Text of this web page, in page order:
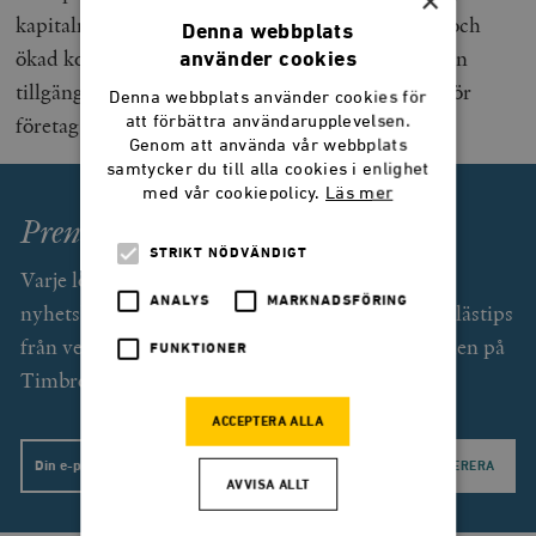
kapitalmarknaden har lett till både innovationer och
ökad konkurrens vilket gjort värdepappershandeln
tillgänglig för alla och ökat tillgången på kapital för
företag.
Prenumerera på Smedjan!
Varje lördag får du som prenumerant (gratis) ett
nyhetsbrev med exklusiv text av Svend Dahl och lästips
från veckan som gått. Dessutom unika erbjudanden på
Timbro förlags utgivning.
Email
Denna webbplats
använder cookies
Denna webbplats använder cookies för
att förbättra användarupplevelsen.
Genom att använda vår webbplats
samtycker du till alla cookies i enlighet
med vår cookiepolicy. Läs mer
STRIKT NÖDVÄNDIGT
ANALYS MARKNADSFÖRING
FUNKTIONER
ACCEPTERA ALLA
AVVISA ALLT